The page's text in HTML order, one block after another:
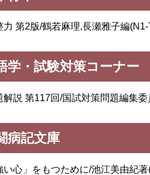
第2版/鶴若麻理,長瀬雅子編(N1-
学・試験対策コーナー
解説 第117回/国試対策問題編集
病記文庫
い心」をもつために/池江美由紀